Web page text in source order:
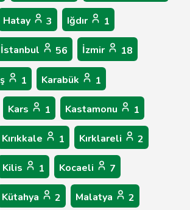
Hatay 3 Iğdır 1
İstanbul 56 İzmir 18
1 Karabük 1
Kars 1 Kastamonu 1
Kırıkkale 1 Kırklareli 2
Kilis 1 Kocaeli 7
Kütahya 2 Malatya 2